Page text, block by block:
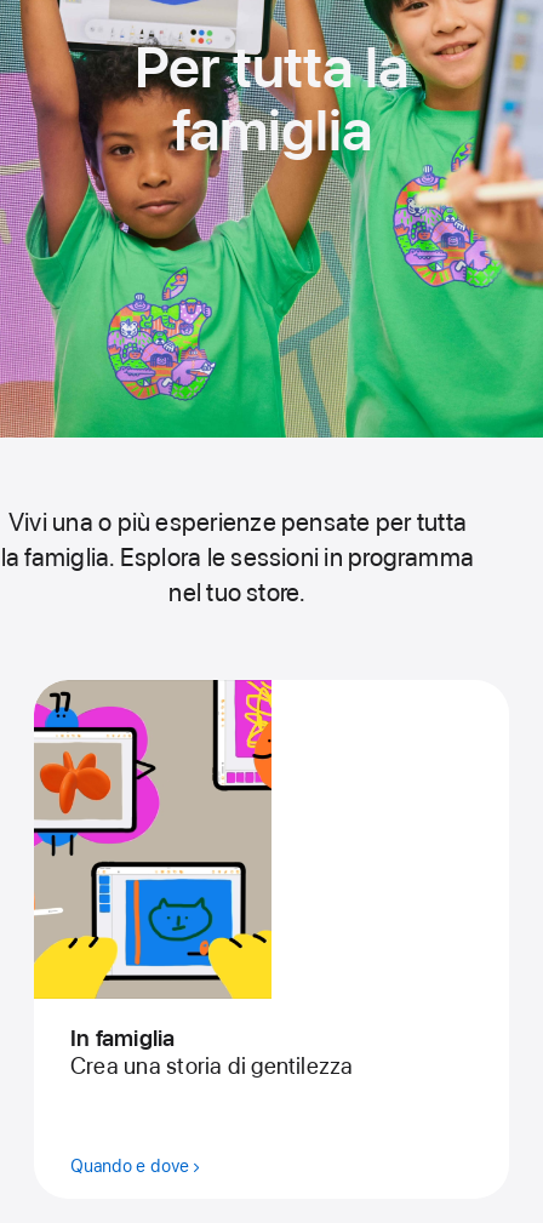
Per tutta la
famiglia
Vivi una o più esperienze pensate per tutta
la famiglia. Esplora le sessioni in programma
nel tuo store.
In famiglia
Crea una storia di gentilezza
Quando e dove